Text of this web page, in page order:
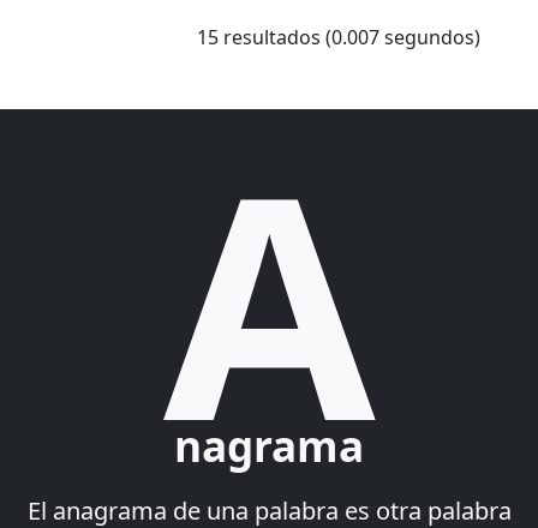
15 resultados (0.007 segundos)
A
nagrama
El anagrama de una palabra es otra palabra